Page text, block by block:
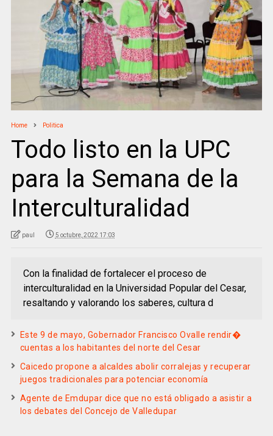
Home Politica
Todo listo en la UPC
para la Semana de la
Interculturalidad
paul 5 octubre, 2022 17:03
Con la finalidad de fortalecer el proceso de
interculturalidad en la Universidad Popular del Cesar,
resaltando y valorando los saberes, cultura d
Este 9 de mayo, Gobernador Francisco Ovalle rendir�
cuentas a los habitantes del norte del Cesar
Caicedo propone a alcaldes abolir corralejas y recuperar
juegos tradicionales para potenciar economía
Agente de Emdupar dice que no está obligado a asistir a
los debates del Concejo de Valledupar